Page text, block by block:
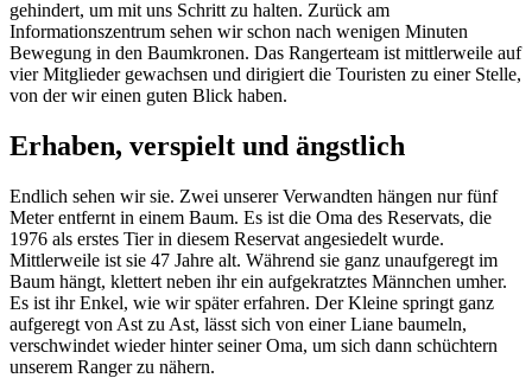
gehindert, um mit uns Schritt zu halten. Zurück am
Informationszentrum sehen wir schon nach wenigen Minuten
Bewegung in den Baumkronen. Das Rangerteam ist mittlerweile auf
vier Mitglieder gewachsen und dirigiert die Touristen zu einer Stelle,
von der wir einen guten Blick haben.
Erhaben, verspielt und ängstlich
Endlich sehen wir sie. Zwei unserer Verwandten hängen nur fünf
Meter entfernt in einem Baum. Es ist die Oma des Reservats, die
1976 als erstes Tier in diesem Reservat angesiedelt wurde.
Mittlerweile ist sie 47 Jahre alt. Während sie ganz unaufgeregt im
Baum hängt, klettert neben ihr ein aufgekratztes Männchen umher.
Es ist ihr Enkel, wie wir später erfahren. Der Kleine springt ganz
aufgeregt von Ast zu Ast, lässt sich von einer Liane baumeln,
verschwindet wieder hinter seiner Oma, um sich dann schüchtern
unserem Ranger zu nähern.